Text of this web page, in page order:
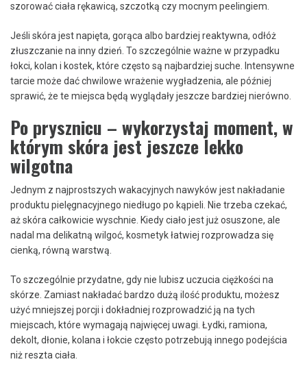
szorować ciała rękawicą, szczotką czy mocnym peelingiem.
Jeśli skóra jest napięta, gorąca albo bardziej reaktywna, odłóż
złuszczanie na inny dzień. To szczególnie ważne w przypadku
łokci, kolan i kostek, które często są najbardziej suche. Intensywne
tarcie może dać chwilowe wrażenie wygładzenia, ale później
sprawić, że te miejsca będą wyglądały jeszcze bardziej nierówno.
Po prysznicu – wykorzystaj moment, w
którym skóra jest jeszcze lekko
wilgotna
Jednym z najprostszych wakacyjnych nawyków jest nakładanie
produktu pielęgnacyjnego niedługo po kąpieli. Nie trzeba czekać,
aż skóra całkowicie wyschnie. Kiedy ciało jest już osuszone, ale
nadal ma delikatną wilgoć, kosmetyk łatwiej rozprowadza się
cienką, równą warstwą.
To szczególnie przydatne, gdy nie lubisz uczucia ciężkości na
skórze. Zamiast nakładać bardzo dużą ilość produktu, możesz
użyć mniejszej porcji i dokładniej rozprowadzić ją na tych
miejscach, które wymagają najwięcej uwagi. Łydki, ramiona,
dekolt, dłonie, kolana i łokcie często potrzebują innego podejścia
niż reszta ciała.